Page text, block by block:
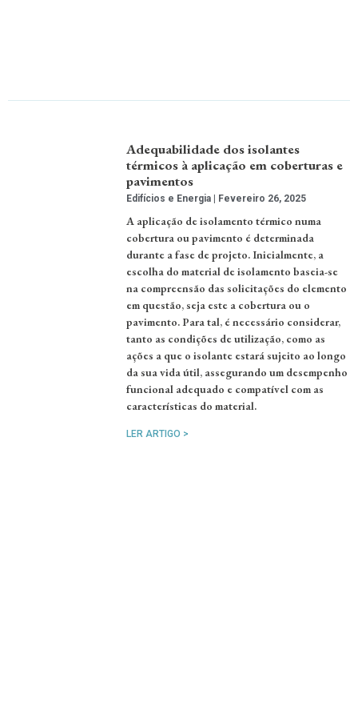
Adequabilidade dos isolantes
térmicos à aplicação em coberturas e
pavimentos
Edifícios e Energia Fevereiro 26, 2025
A aplicação de isolamento térmico numa
cobertura ou pavimento é determinada
durante a fase de projeto. Inicialmente, a
escolha do material de isolamento baseia-se
na compreensão das solicitações do elemento
em questão, seja este a cobertura ou o
pavimento. Para tal, é necessário considerar,
tanto as condições de utilização, como as
ações a que o isolante estará sujeito ao longo
da sua vida útil, assegurando um desempenho
funcional adequado e compatível com as
características do material.
LER ARTIGO >